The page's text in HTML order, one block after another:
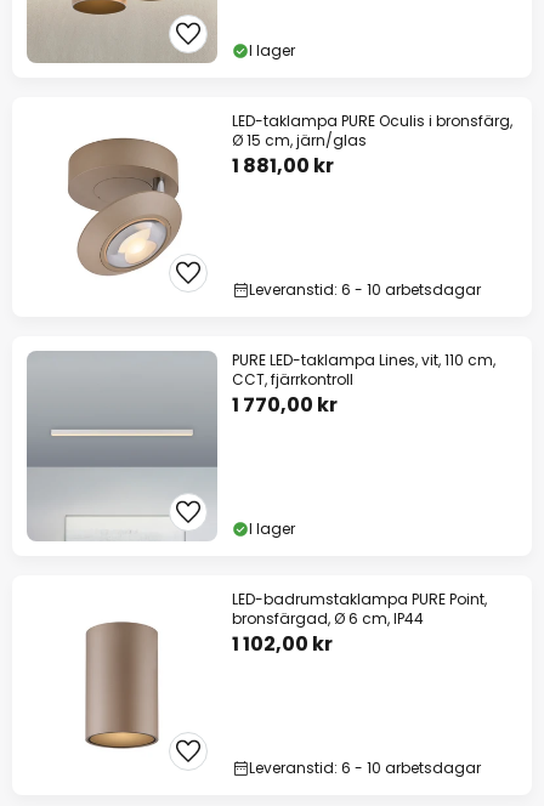
I lager
LED-taklampa PURE Oculis i bronsfärg,
Ø 15 cm, järn/glas
1 881,00 kr
Leveranstid: 6 - 10 arbetsdagar
PURE LED-taklampa Lines, vit, 110 cm,
CCT, fjärrkontroll
1 770,00 kr
I lager
LED-badrumstaklampa PURE Point,
bronsfärgad, Ø 6 cm, IP44
1 102,00 kr
Leveranstid: 6 - 10 arbetsdagar